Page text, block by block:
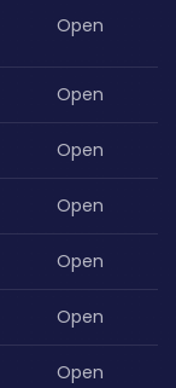
Open
Open
Open
Open
Open
Open
Open